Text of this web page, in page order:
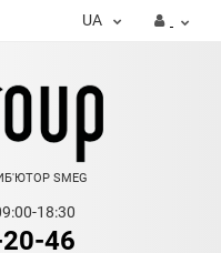
UA
SMEG
18:30
46